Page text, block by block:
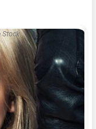
Stock